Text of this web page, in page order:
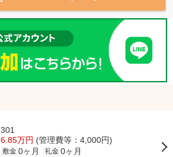
301
6.85万円 (管理費等：4,000円)
敷金 0ヶ月 礼金 0ヶ月